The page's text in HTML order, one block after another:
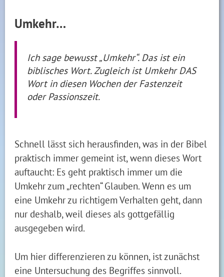
Umkehr…
Ich sage bewusst „Umkehr“. Das ist ein
biblisches Wort. Zugleich ist Umkehr DAS
Wort in diesen Wochen der Fastenzeit
oder Passionszeit.
Schnell lässt sich herausfinden, was in der Bibel
praktisch immer gemeint ist, wenn dieses Wort
auftaucht: Es geht praktisch immer um die
Umkehr zum „rechten“ Glauben. Wenn es um
eine Umkehr zu richtigem Verhalten geht, dann
nur deshalb, weil dieses als gottgefällig
ausgegeben wird.
Um hier differenzieren zu können, ist zunächst
eine Untersuchung des Begriffes sinnvoll.